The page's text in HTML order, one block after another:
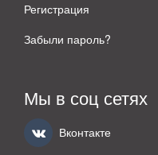
Регистрация
Забыли пароль?
Мы в соц сетях
Вконтакте